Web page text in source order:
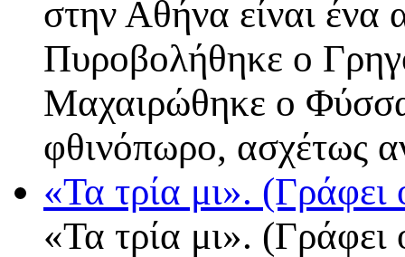
στην Αθήνα είναι
Πυροβολήθηκε ο
Μαχαιρώθηκε ο
φθινόπωρο, ασχέτως
«Τα τρία μι».
«Τα τρία μι».